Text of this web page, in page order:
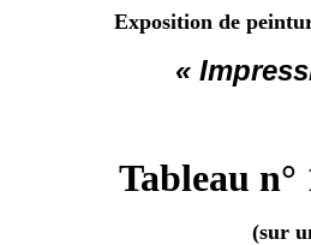
Exposition de
«
Tableau n°
(sur